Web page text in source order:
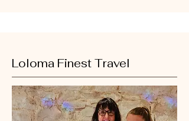
Loloma Finest Travel